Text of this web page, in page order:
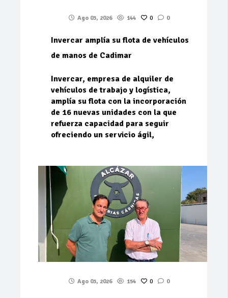
Ago 03, 2026 144 0 0
Invercar amplía su flota de vehículos
de manos de Cadimar
Invercar, empresa de alquiler de
vehículos de trabajo y logística,
amplía su flota con la incorporación
de 16 nuevas unidades con la que
refuerza capacidad para seguir
ofreciendo un servicio ágil,
Ago 03, 2026 154 0 0